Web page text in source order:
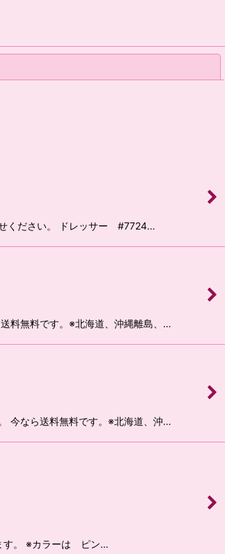
せください。 ドレッサー #7724…
料無料です。※北海道、沖縄離島、…
今なら送料無料です。※北海道、沖…
す。 ※カラーは ピン…